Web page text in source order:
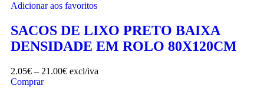
Adicionar aos favoritos
SACOS DE LIXO PRETO BAIXA
DENSIDADE EM ROLO 80X120CM
2.05€ – 21.00€ excl/iva
Comprar